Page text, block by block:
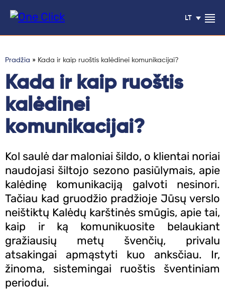
LT
Klientų
atsiliepimai
Paslaugos
Blogas
Projektai
Kontaktai
Pradžia » Kada ir kaip ruoštis kalėdinei komunikacijai?
Kada ir kaip ruoštis
kalėdinei
komunikacijai?
Kol saulė dar maloniai šildo, o klientai noriai
naudojasi šiltojo sezono pasiūlymais, apie
kalėdinę komunikaciją galvoti nesinori.
Tačiau kad gruodžio pradžioje Jūsų verslo
neištiktų Kalėdų karštinės smūgis, apie tai,
kaip ir ką komunikuosite belaukiant
gražiausių metų švenčių, privalu
atsakingai apmąstyti kuo anksčiau. Ir,
žinoma, sistemingai ruoštis šventiniam
periodui.